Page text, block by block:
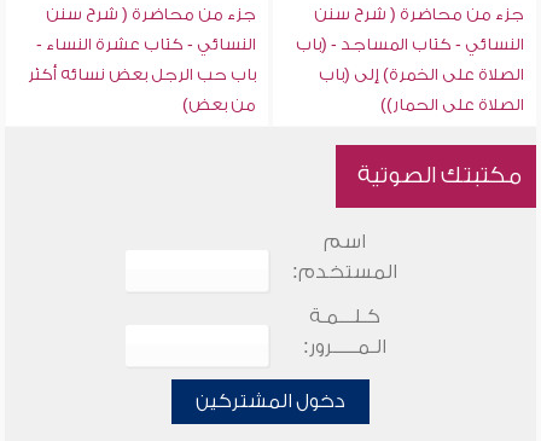
جزء من محاضرة ( شرح سنن
النسائي - كتاب المساجد - (باب
الصلاة على الخمرة) إلى (باب
الصلاة على الحمار))
جزء من محاضرة ( شرح سنن
النسائي - كتاب عشرة النساء -
باب حب الرجل بعض نسائه أكثر
من بعض)
مكتبتك الصوتية
اسم
المستخدم:
كـلـــمـة
الـمـــــرور:
دخول المشتركين